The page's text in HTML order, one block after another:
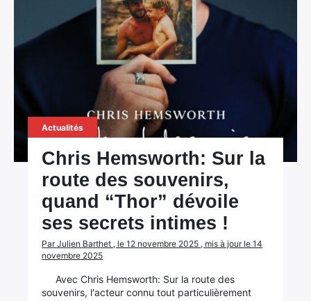
Actualités
Chris Hemsworth: Sur la
route des souvenirs,
quand “Thor” dévoile
ses secrets intimes !
Par Julien Barthet , le 12 novembre 2025 , mis à jour le 14
novembre 2025
Avec Chris Hemsworth: Sur la route des
souvenirs, l'acteur connu tout particulièrement